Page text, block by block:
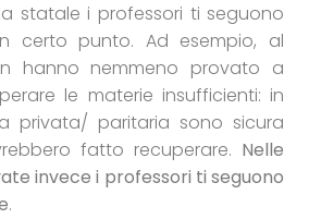
statale i professori ti seguono
certo punto. Ad esempio, al
hanno nemmeno provato a
le materie insufficienti: in
privata/ paritaria sono sicura
fatto recuperare. Nelle
invece i professori ti seguono
.